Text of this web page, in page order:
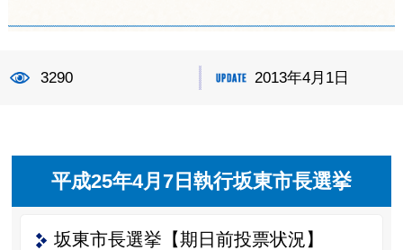
3290 2013年4月1日
平成25年4月7日執行坂東市長選挙
坂東市長選挙【期日前投票状況】